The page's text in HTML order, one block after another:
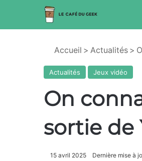
Accueil > Actualités >
Actualités Jeux vidéo
On
sortie de
15 avril 2025 Dernière mise à